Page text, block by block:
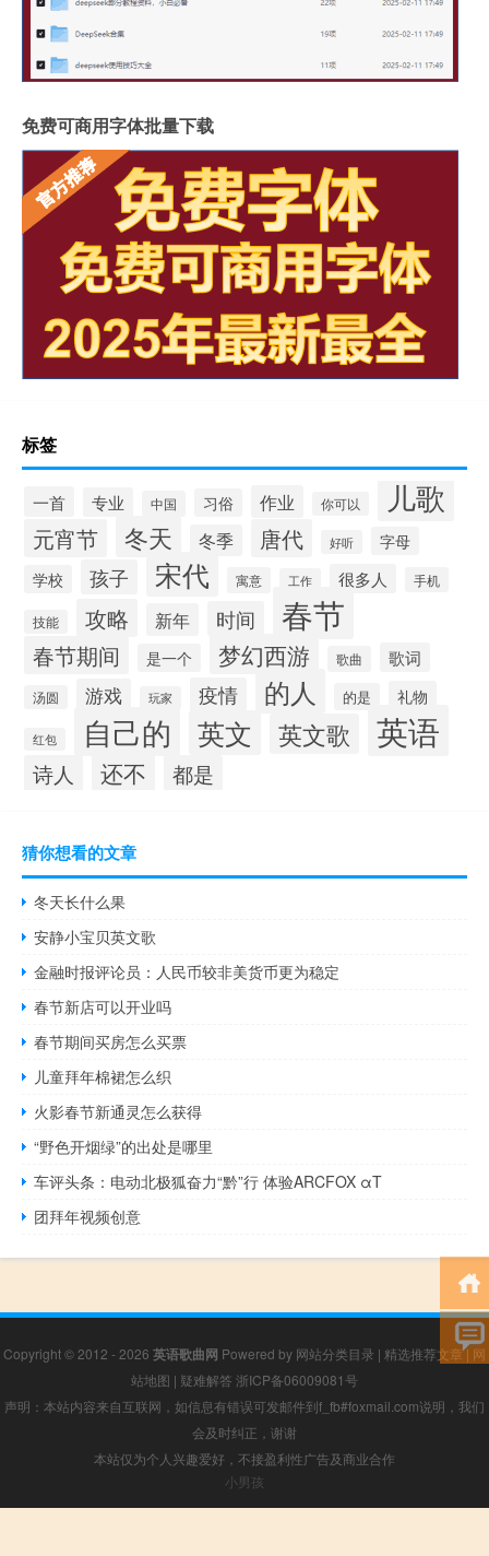
免费可商用字体批量下载
标签
一首 专业 中国 习俗 作业 你可以 儿歌
元宵节 冬天 冬季 唐代 好听
字母
学校
孩子 宋代 寓意 工作 很多人 手机
技能 攻略 新年 时间 春节
春节期间 是一个 梦幻西游 歌曲 歌词
汤圆 游戏 玩家 疫情 的人 的是 礼物
红包 自己的 英文 英文歌 英语
诗人 还不 都是
猜你想看的文章
冬天长什么果
安静小宝贝英文歌
金融时报评论员：人民币较非美货币更为稳定
春节新店可以开业吗
春节期间买房怎么买票
儿童拜年棉裙怎么织
火影春节新通灵怎么获得
“野色开烟绿”的出处是哪里
车评头条：电动北极狐奋力“黔”行 体验ARCFOX αT
团拜年视频创意
Copyright © 2012 - 2026 英语歌曲网 Powered by 网站分类目录 | 精选推荐文章| 网
站地图 | 疑难解答 浙ICP备06009081号
声明：本站内容来自互联网，如信息有错误可发邮件到f_fb#foxmail.com说明，我们
会及时纠正，谢谢
本站仅为个人兴趣爱好，不接盈利性广告及商业合作
小男孩